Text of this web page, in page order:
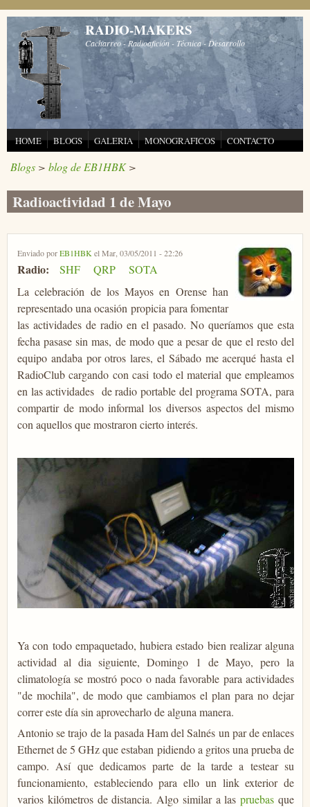
Pasar al contenido principal
RADIO-MAKERS
Cacharreo - Radioafición - Técnica - Desarrollo
HOME BLOGS GALERIA MONOGRAFICOS CONTACTO
Blogs > blog de EB1HBK>
Radioactividad 1 de Mayo
Enviado porEB1HBK el Mar, 03/05/2011 - 22:26
Radio: SHF QRP
SOTA
La celebración de los Mayos en Orense han
representado una ocasión propicia para fomentar
las actividades de radio en el pasado. No queríamos que esta
fecha pasase sin mas, de modo que a pesar de que el resto del
equipo andaba por otros lares, el Sábado me acerqué hasta el
RadioClub cargando con casi todo el material que empleamos
en las actividades de radio portable del programa SOTA, para
compartir de modo informal los diversos aspectos del mismo
con aquellos que mostraron cierto interés.
Ya con todo empaquetado, hubiera estado bien realizar alguna
actividad al dia siguiente, Domingo 1 de Mayo, pero la
climatología se mostró poco o nada favorable para actividades
"de mochila", de modo que cambiamos el plan para no dejar
correr este día sin aprovecharlo de alguna manera.
Antonio se trajo de la pasada Ham del Salnés un par de enlaces
Ethernet de 5 GHz que estaban pidiendo a gritos una prueba de
campo. Así que dedicamos parte de la tarde a testear su
funcionamiento, estableciendo para ello un link exterior de
varios kilómetros de distancia. Algo similar a laspruebas que